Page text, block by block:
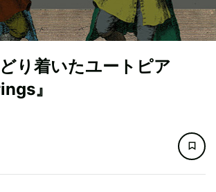
り着いたユートピア
』